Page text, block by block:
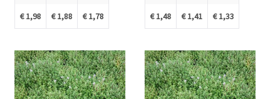
€ 1,98 € 1,88 € 1,78 € 1,48 € 1,41 € 1,33